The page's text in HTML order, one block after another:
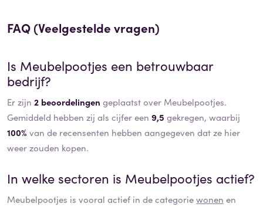
FAQ (Veelgestelde vragen)
Is Meubelpootjes een betrouwbaar
bedrijf?
Er zijn 2 beoordelingen geplaatst over Meubelpootjes.
Gemiddeld hebben zij als cijfer een 9,5 gekregen, waarbij
100% van de recensenten hebben aangegeven dat ze hier
weer zouden kopen.
In welke sectoren is Meubelpootjes actief?
Meubelpootjes is vooral actief in de categoriewonen en